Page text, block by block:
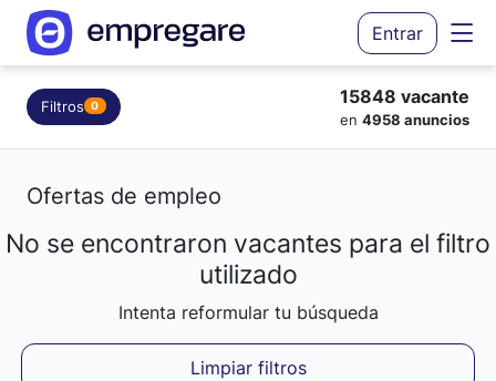
Entrar
Filtros 0 15848 vacante
en 4958 anuncios
Ofertas de empleo
Cargando resultados...
No se encontraron vacantes para el filtro
utilizado
Intenta reformular tu búsqueda
Limpiar filtros